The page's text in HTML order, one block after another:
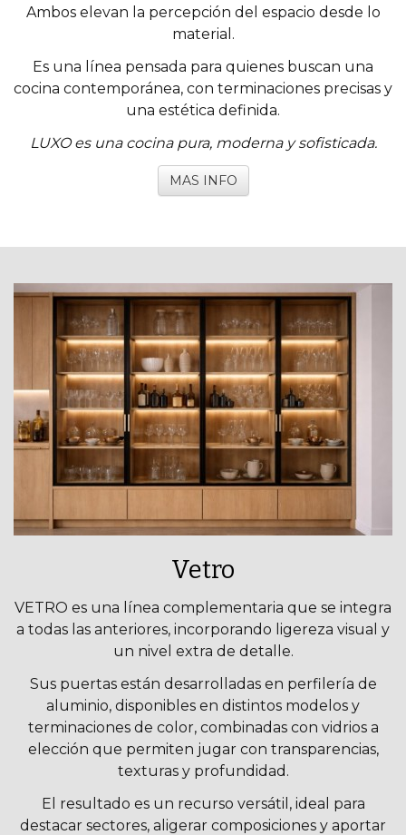
Ambos elevan la percepción del espacio desde lo
material.
Es una línea pensada para quienes buscan una
cocina contemporánea, con terminaciones precisas y
una estética definida.
LUXO es una cocina pura, moderna y sofisticada.
MAS INFO
Vetro
VETRO es una línea complementaria que se integra
a todas las anteriores, incorporando ligereza visual y
un nivel extra de detalle.
Sus puertas están desarrolladas en perfilería de
aluminio, disponibles en distintos modelos y
terminaciones de color, combinadas con vidrios a
elección que permiten jugar con transparencias,
texturas y profundidad.
El resultado es un recurso versátil, ideal para
destacar sectores, aligerar composiciones y aportar